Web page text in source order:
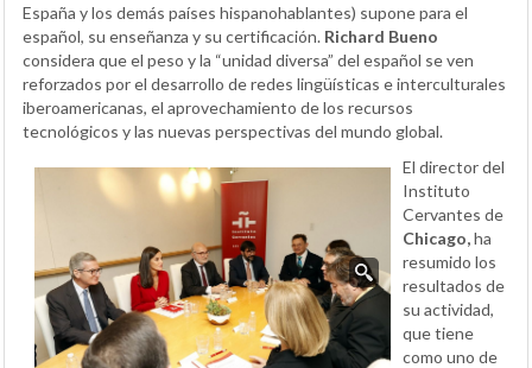
España y los demás países hispanohablantes) supone para el
español, su enseñanza y su certificación. Richard Bueno
considera que el peso y la “unidad diversa” del español se ven
reforzados por el desarrollo de redes lingüísticas e interculturales
iberoamericanas, el aprovechamiento de los recursos
tecnológicos y las nuevas perspectivas del mundo global.
El director del
Instituto
Cervantes de
Chicago,ha
resumido los
resultados de
su actividad,
que tiene
como uno de